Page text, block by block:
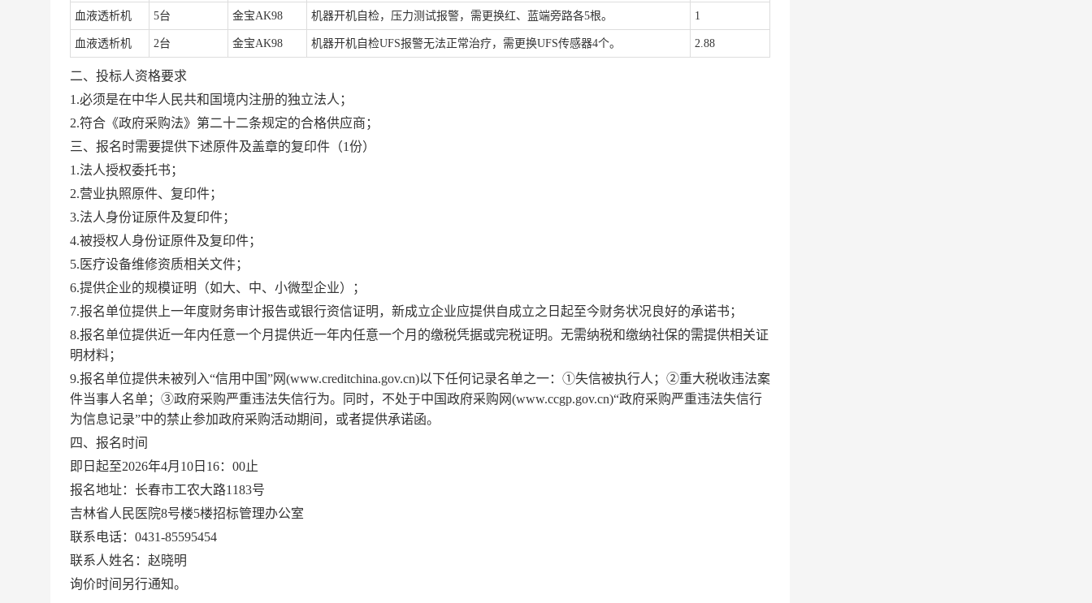
血液透析机 5台 金宝AK98 机器开机自检，压力测试报警，需更换红、蓝端旁路各5根。 1
血液透析机 2台 金宝AK98 机器开机自检UFS报警无法正常治疗，需更换UFS传感器4个。 2.88
二、投标人资格要求
1.必须是在中华人民共和国境内注册的独立法人；
2.符合《政府采购法》第二十二条规定的合格供应商；
三、报名时需要提供下述原件及盖章的复印件（1份）
1.法人授权委托书；
2.营业执照原件、复印件；
3.法人身份证原件及复印件；
4.被授权人身份证原件及复印件；
5. 医疗设备维修资质相关文件；
6.提供企业的规模证明（如大、中、小微型企业）；
7.报名单位提供上一年度财务审计报告或银行资信证明，新成立企业应提供自成立之日起至今财务状况良好的承诺书；
8.报名单位提供近一年内任意一个月提供近一年内任意一个月的缴税凭据或完税证明。无需纳税和缴纳社保的需提供相关证
明材料；
9.报名单位提供未被列入“信用中国”网(www.creditchina.gov.cn)以下任何记录名单之一：①失信被执行人；②重大税收违法案
件当事人名单；③政府采购严重违法失信行为。同时，不处于中国政府采购网(www.ccgp.gov.cn)“政府采购严重违法失信行
为信息记录”中的禁止参加政府采购活动期间，或者提供承诺函。
四、报名时间
即日起至2026年4月 10 日 16： 00止
报名地址：长春市工农大路1183号
吉林省人民医院8号楼5楼招标管理办公室
联系电话： 0431-85595454
联系人姓名：赵晓明
询价时间另行通知。